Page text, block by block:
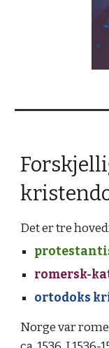
Det er tre
romersk-
ortodoks
Norge var